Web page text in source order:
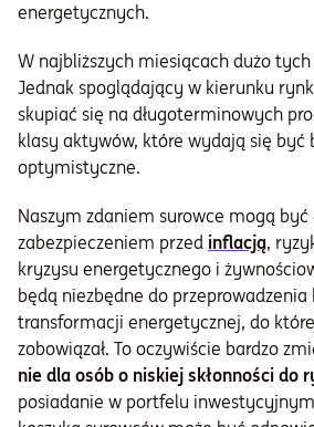
energetycznych.
W najbliższych miesiącach dużo
Jednak spoglądający w kierunku
skupiać się na długoterminowych
klasy aktywów, które wydają się być
optymistyczne.
Naszym zdaniem surowce mogą
zabezpieczeniem przed inflacją,
kryzysu energetycznego i
będą niezbędne do przeprowadzenia
transformacji energetycznej, do
zobowiązał. To oczywiście bardzo
nie dla osób o niskiej skłonności do
posiadanie w portfelu